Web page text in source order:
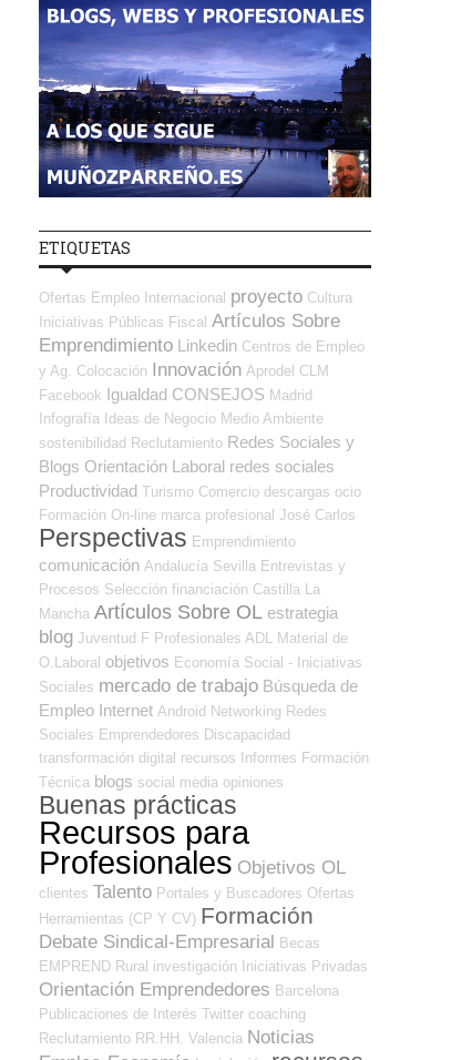
ETIQUETAS
Ofertas Empleo Internacional proyecto Cultura
Iniciativas Públicas Fiscal Artículos Sobre
Emprendimiento Linkedin Centros de Empleo
y Ag. Colocación Innovación Aprodel CLM
Facebook Igualdad CONSEJOS Madrid
Infografía
Ideas de Negocio Medio Ambiente
sostenibilidad Reclutamiento Redes Sociales y
Blogs Orientación Laboral redes sociales
Productividad Turismo Comercio descargas ocio
Formación On-line marca profesional José Carlos
Perspectivas Emprendimiento
comunicación Andalucía Sevilla Entrevistas y
Procesos Selección financiación Castilla La
Mancha Artículos Sobre OL estrategia
blog Juventud F Profesionales ADL
Material de
O.Laboral objetivos Economía Social - Iniciativas
Sociales mercado de trabajo Búsqueda de
Empleo Internet Android Networking Redes
Sociales Emprendedores Discapacidad
transformación digital recursos Informes Formación
Técnica blogs social media opiniones
Buenas prácticas
Recursos para
Profesionales Objetivos OL
clientes Talento Portales y Buscadores Ofertas
Herramientas (CP Y CV) Formación
Debate Sindical-Empresarial Becas
EMPREND Rural investigación Iniciativas Privadas
Orientación Emprendedores Barcelona
Publicaciones de Interés Twitter coaching
Reclutamiento RR.HH.
Valencia Noticias